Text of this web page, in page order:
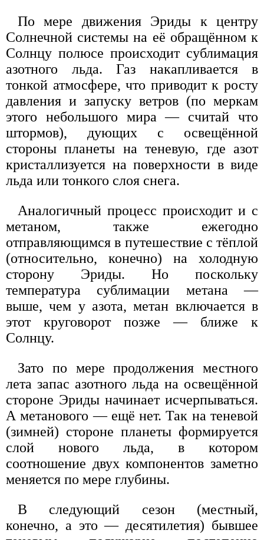
По мере движения Эриды к центру
Солнечной системы на её обращённом к
Солнцу полюсе происходит сублимация
азотного льда. Газ накапливается в
тонкой атмосфере, что приводит к росту
давления и запуску ветров (по меркам
этого небольшого мира — считай что
штормов), дующих с освещённой
стороны планеты на теневую, где азот
кристаллизуется на поверхности в виде
льда или тонкого слоя снега.
Аналогичный процесс происходит и с
метаном, также ежегодно
отправляющимся в путешествие с тёплой
(относительно, конечно) на холодную
сторону Эриды. Но поскольку
температура сублимации метана —
выше, чем у азота, метан включается в
этот круговорот позже — ближе к
Солнцу.
Зато по мере продолжения местного
лета запас азотного льда на освещённой
стороне Эриды начинает исчерпываться.
А метанового — ещё нет. Так на теневой
(зимней) стороне планеты формируется
слой нового льда, в котором
соотношение двух компонентов заметно
меняется по мере глубины.
В следующий сезон (местный,
конечно, а это — десятилетия) бывшее